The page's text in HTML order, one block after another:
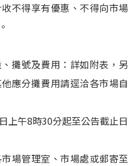
不得享有優惠、不得向市場
攤號及費用：詳如附表，另
應分攤費用請逕洽各市場自
上午8時30分起至公告截止日
場管理室、市場處或郵寄至